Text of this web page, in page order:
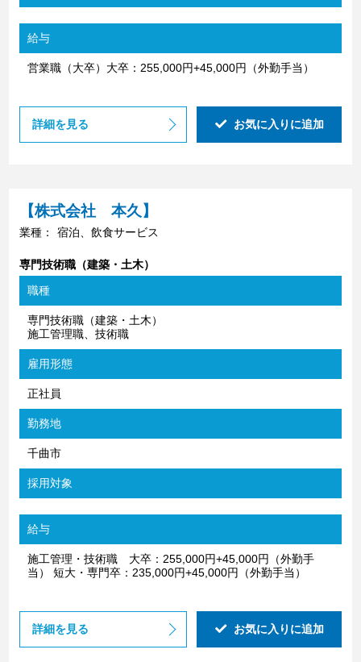
給与
営業職（大卒）大卒：255,000円+45,000円（外勤手当）
詳細を見る お気に入りに追加
【株式会社 本久】
業種： 宿泊、飲食サービス
専門技術職（建築・土木）
職種
専門技術職（建築・土木）
施工管理職、技術職
雇用形態
正社員
勤務地
千曲市
採用対象
給与
施工管理・技術職 大卒：255,000円+45,000円（外勤手
当） 短大・専門卒：235,000円+45,000円（外勤手当）
詳細を見る お気に入りに追加